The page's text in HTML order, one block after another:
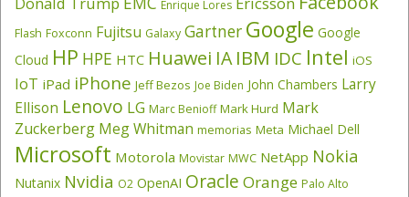
Enrique Lores
Flash Foxconn Fujitsu Galaxy Gartner Google Google
Cloud HP HPE HTC Huawei IA IBM IDC Intel iOS
IoT iPad iPhone Jeff Bezos Joe Biden John Chambers Larry
Ellison Lenovo LG Marc Benioff Mark Hurd Mark
Zuckerberg Meg Whitman memorias Meta Michael Dell
Microsoft Motorola Movistar MWC NetApp Nokia
Nutanix Nvidia O2 OpenAI Oracle Orange Palo Alto